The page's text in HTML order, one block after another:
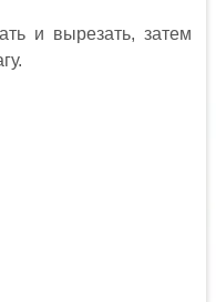
и вырезать, затем